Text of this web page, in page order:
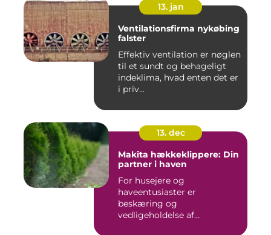
13. jan
Ventilationsfirma nykøbing
falster
Effektiv ventilation er nøglen
til et sundt og behageligt
indeklima, hvad enten det er
i priv...
13. dec
Makita hækkeklippere: Din
partner i haven
For husejere og
haveentusiaster er
beskæring og
vedligeholdelse af